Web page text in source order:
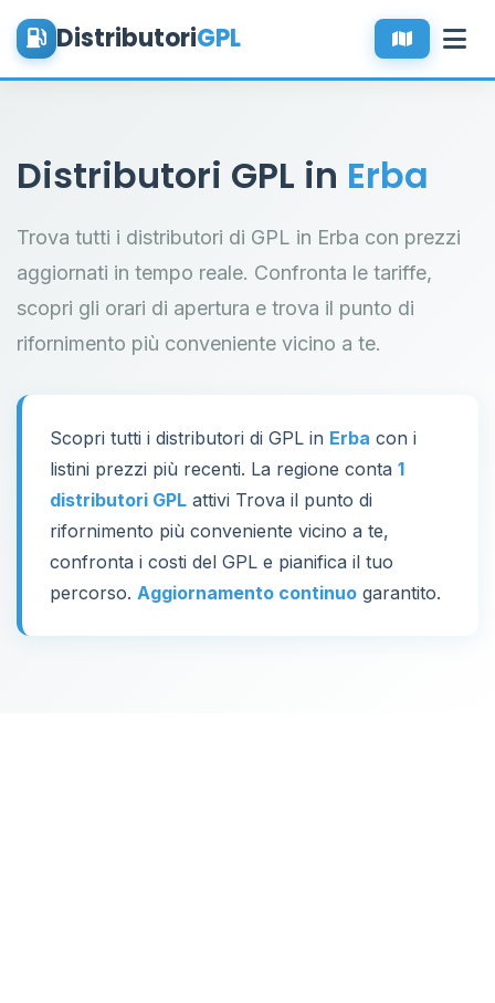
DistributoriGPL
Distributori GPL in Erba
Trova tutti i distributori di GPL in Erba con prezzi
aggiornati in tempo reale. Confronta le tariffe,
scopri gli orari di apertura e trova il punto di
rifornimento più conveniente vicino a te.
Scopri tutti i distributori di GPL in Erba con i
listini prezzi più recenti. La regione conta 1
distributori GPL attivi Trova il punto di
rifornimento più conveniente vicino a te,
confronta i costi del GPL e pianifica il tuo
percorso. Aggiornamento continuo garantito.